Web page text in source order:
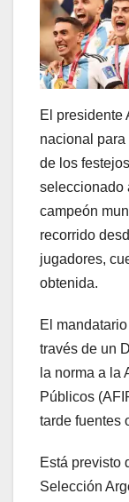
El presidente
nacional para
de los
seleccionado
campeón
recorrido
jugadores,
obtenida.
El
través de un
la norma a la
Públicos
tarde fuentes
Está previsto
Selección